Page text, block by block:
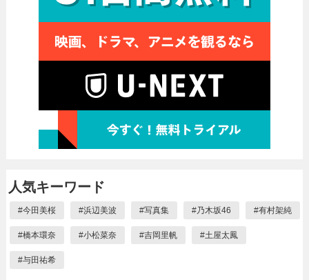
人気キーワード
#今田美桜 #浜辺美波 #写真集 #乃木坂46 #有村架純
#橋本環奈 #小松菜奈 #吉岡里帆 #土屋太鳳
#与田祐希